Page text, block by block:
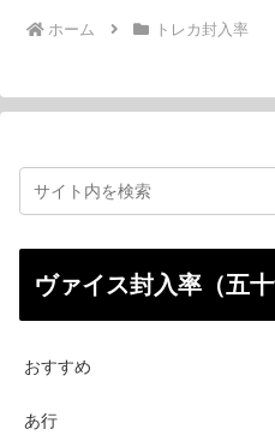
ホーム トレカ封入率
ヴァイス封入率（五十
おすすめ
あ行